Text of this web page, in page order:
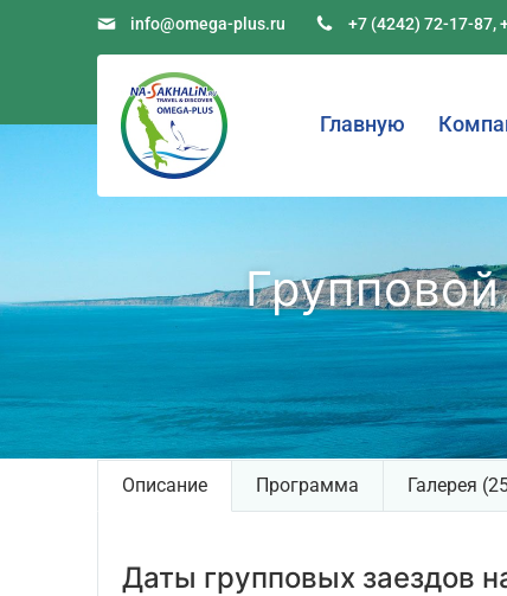
info@omega-plus.ru +7 (4242) 72-17-87,
Главную
Описание Программа Галерея
Даты групповых заездов